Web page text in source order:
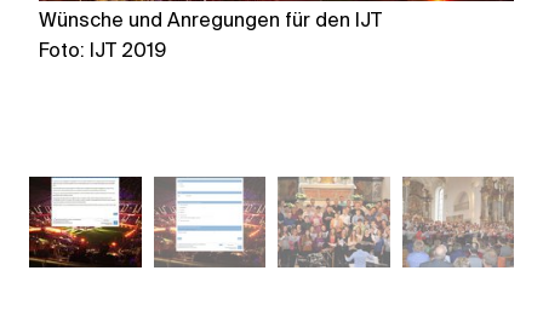
Wünsche und Anregungen für den IJT
Foto: IJT 2019